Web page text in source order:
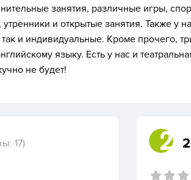
занятия, различные игры,
и открытые занятия. Также у
так и индивидуальные. Кроме прочего,
языку. Есть у нас и
не будет!
17)